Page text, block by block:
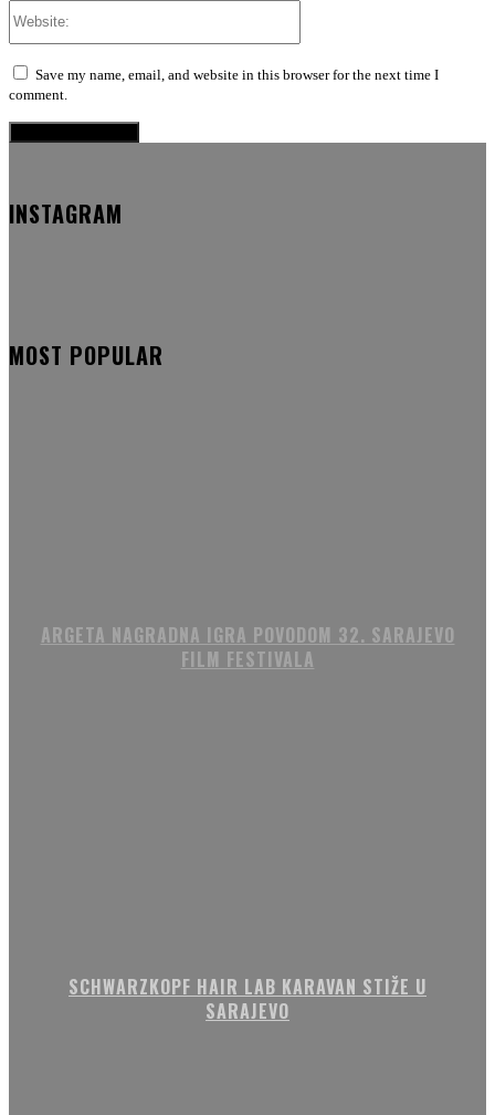
Save my name, email, and website in this browser for the next time I
comment.
INSTAGRAM
MOST POPULAR
ARGETA NAGRADNA IGRA POVODOM 32. SARAJEVO
FILM FESTIVALA
SCHWARZKOPF HAIR LAB KARAVAN STIŽE U
SARAJEVO